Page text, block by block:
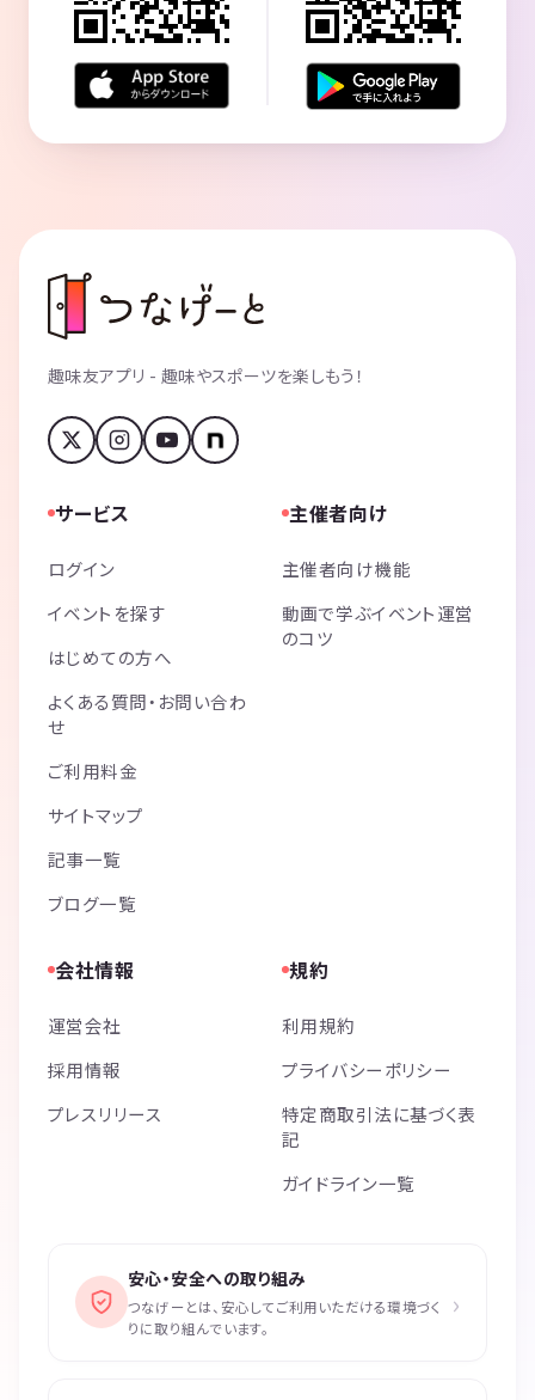
趣味友アプリ - 趣味やスポーツを楽しもう！
サービス
ログイン
イベントを探す
はじめての方へ
よくある質問・お問い合わ
せ
ご利用料金
サイトマップ
記事一覧
ブログ一覧
主催者向け
主催者向け機能
動画で学ぶイベント運営
のコツ
会社情報
運営会社
採用情報
プレスリリース
規約
利用規約
プライバシーポリシー
特定商取引法に基づく表
記
ガイドライン一覧
安心・安全への取り組み
つなげーとは、安心してご利用いただける環境づく
りに取り組んでいます。
›